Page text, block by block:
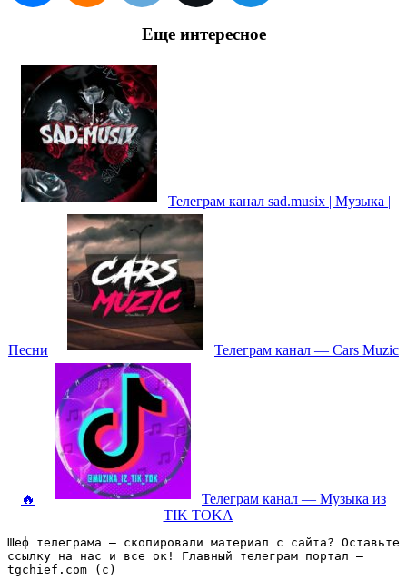
Еще интересное
Телеграм канал sad.musix | Музыка |
Песни Телеграм канал — Cars Muzic
🔥
Телеграм канал — Музыка из
TIK TOKA
Шеф телеграма – скопировали материал с сайта? Оставьте
ссылку на нас и все ок! Главный телеграм портал –